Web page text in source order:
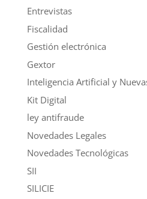
Entrevistas
Fiscalidad
Gestión electrónica
Gextor
Inteligencia Artificial y
Kit Digital
ley antifraude
Novedades Legales
Novedades Tecnológicas
SII
SILICIE